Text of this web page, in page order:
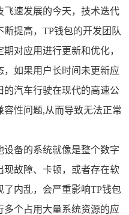
飞速发展的今天，技术迭代
断提高，TP钱包的开发团队
对应用进行更新和优化，
如果用户长时间未更新应
的汽车行驶在现代的高速公
性问题,从而导致无法正常
设备的系统就像是整个数字
现故障、卡顿，或者存在软
内乱，会严重影响TP钱包
个占用大量系统资源的应